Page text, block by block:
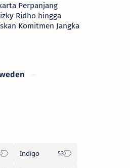
Perpanjang
Ridho hingga
Komitmen Jangka
Indigo